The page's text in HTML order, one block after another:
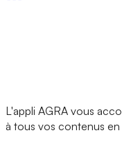
L'appli AGRA vous
à tous vos contenus